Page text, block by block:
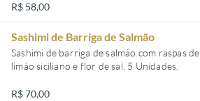
R$ 58,00
Sashimi de Barriga de Salmão
Sashimi de barriga de salmão com raspas de
limão siciliano e flor de sal. 5 Unidades.
R$ 70,00